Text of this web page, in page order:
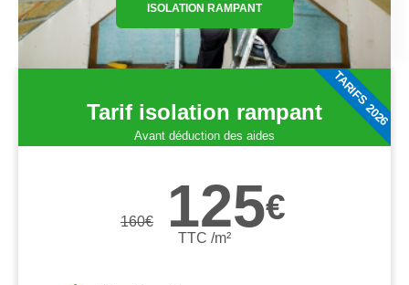
ISOLATION RAMPANT
Tarif isolation rampant
Avant déduction des aides
160€ 125€
TTC /m²
TARIFS 2026